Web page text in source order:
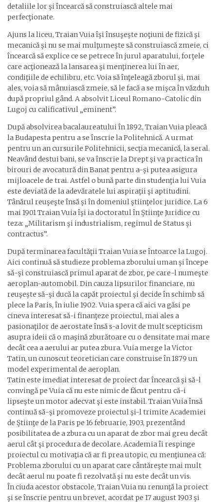
detaliile lor şi încearcă să construiască altele mai
perfecţionate.
Ajuns la liceu, Traian Vuia îşi însuşeşte noţiuni de fizică şi
mecanică şi nu se mai mulţumeşte să construiască zmeie, ci
încearcă să explice ce se petrece în jurul aparatului, forţele
care acţionează la lansarea şi menţinerea lui în aer,
condiţiile de echilibru, etc. Voia să înţeleagă zborul şi, mai
ales, voia să mânuiască zmeie, să le facă a se mişca în văzduh
după propriul gând. A absolvit Liceul Romano-Catolic din
Lugoj cu calificativul „eminent”.
După absolvirea bacalaureatului în 1892, Traian Vuia pleacă
la Budapesta pentru a se înscrie la Politehnică. A urmat
pentru un an cursurile Politehnicii, secţia mecanică, la seral.
Neavând destui bani, se va înscrie la Drept şi va practica în
birouri de avocatură din Banat pentru a-şi putea asigura
mijloacele de trai. Astfel o bună parte din studenţia lui Vuia
este deviată de la adevăratele lui aspiraţii şi aptitudini.
Tânărul reuşeşte însă şi în domeniul ştiinţelor juridice. La 6
mai 1901 Traian Vuia îşi ia doctoratul în Ştiinţe Juridice cu
teza: „Militarism şi industrialism, regimul de Status şi
contractus”.
După terminarea facultăţii Traian Vuia se întoarce la Lugoj.
Aici continuă să studieze problema zborului uman şi începe
să-şi construiască primul aparat de zbor, pe care-l numeşte
aeroplan-automobil. Din cauza lipsurilor financiare, nu
reuşeşte să-şi ducă la capăt proiectul şi decide în schimb să
plece la Paris, în iulie 1902. Vuia spera că aici va găsi pe
cineva interesat să-i finanţeze proiectul, mai ales a
pasionaţilor de aerostate însă s-a lovit de mult scepticism
asupra ideii că o maşină zburătoare cu o densitate mai mare
decât cea a aerului ar putea zbura. Vuia merge la Victor
Tatin, un cunoscut teoretician care construise în 1879 un
model experimental de aeroplan.
Tatin este imediat interesat de proiect dar încearcă şi să-l
convingă pe Vuia că nu este nimic de făcut pentru că-i
lipseşte un motor adecvat şi este instabil. Traian Vuia însă
continuă să-şi promoveze proiectul şi-l trimite Academiei
de Ştiinţe de la Paris pe 16 februarie, 1903, prezentând
posibilitatea de a zbura cu un aparat de zbor mai greu decât
aerul cât şi procedura de decolare. Academia îi respinge
proiectul cu motivaţia că ar fi prea utopic, cu menţiunea că:
Problema zborului cu un aparat care cântăreşte mai mult
decât aerul nu poate fi rezolvată şi nu este decât un vis.
În ciuda acestor obstacole, Traian Vuia nu renunţă la proiect
şi se înscrie pentru un brevet, acordat pe 17 august 1903 şi